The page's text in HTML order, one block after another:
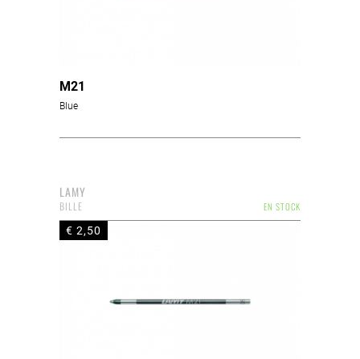
M21
Blue
LAMY
EN STOCK
BILLE
€ 2,50